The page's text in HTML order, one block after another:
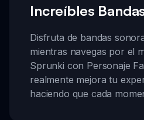
Increíbles
Disfruta de bandas
mientras navegas por el
Sprunki con Personaje
realmente mejora tu
haciendo que cada